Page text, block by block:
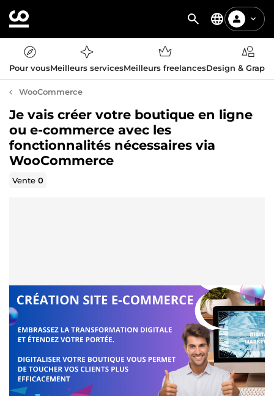
Pour vousMeilleurs servicesMeilleurs freelancesDesign &
WooCommerce
Je vais créer votre boutique en ligne
ou e-commerce avec les
fonctionnalités nécessaires via
WooCommerce
Vente0